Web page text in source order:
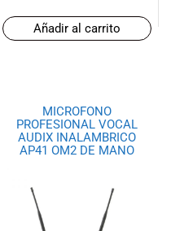
Añadir al carrito
MICROFONO
PROFESIONAL VOCAL
AUDIX INALAMBRICO
AP41 OM2 DE MANO